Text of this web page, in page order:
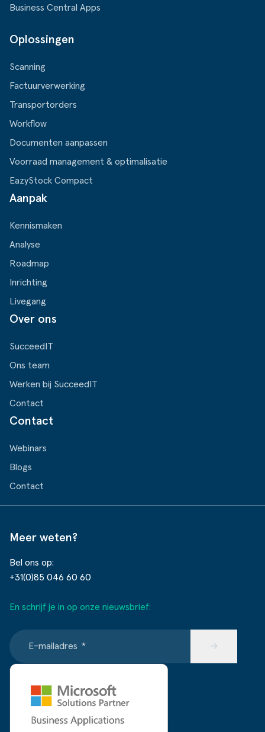
Business Central Apps
Oplossingen
Scanning
Factuurverwerking
Transportorders
Workflow
Documenten aanpassen
Voorraad management & optimalisatie
EazyStock Compact
Aanpak
Kennismaken
Analyse
Roadmap
Inrichting
Livegang
Over ons
SucceedIT
Ons team
Werken bij SucceedIT
Contact
Contact
Webinars
Blogs
Contact
Meer weten?
Bel ons op:
+31(0)85 046 60 60
En schrijf je in op onze nieuwsbrief:
E-mailadres * →